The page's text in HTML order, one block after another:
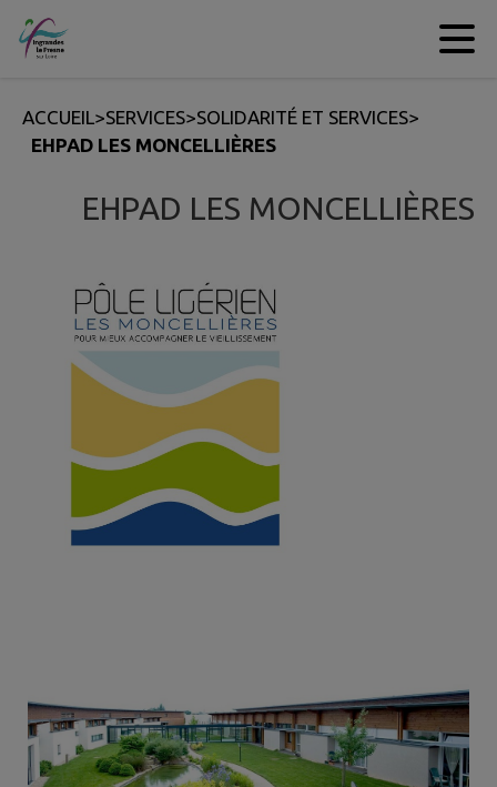
Contenu
ACCUEIL>SERVICES>SOLIDARITÉ ET SERVICES>
EHPAD LES MONCELLIÈRES
EHPAD LES MONCELLIÈRES